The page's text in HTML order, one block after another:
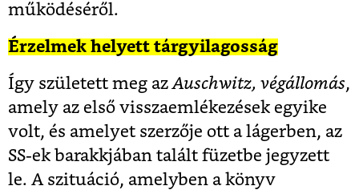
működéséről.
Érzelmek helyett tárgyilagosság
Így született meg az Auschwitz, végállomás,
amely az első visszaemlékezések egyike
volt, és amelyet szerzője ott a lágerben, az
SS-ek barakkjában talált füzetbe jegyzett
le. A szituáció, amelyben a könyv